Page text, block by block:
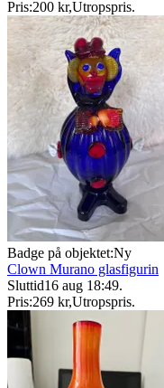
Pris:200 kr,Utropspris.
Badge på objektet:Ny
Clown Murano glasfigurin
Sluttid16 aug 18:49.
Pris:269 kr,Utropspris.